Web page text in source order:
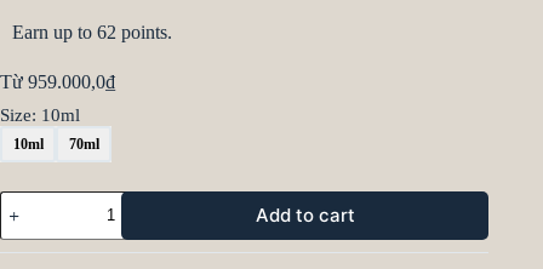
Earn up to 62 points.
Từ 959.000,0₫
Size: 10ml
10ml 70ml
Add to cart